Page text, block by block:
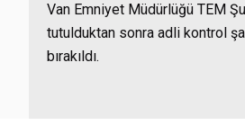
Van Emniyet Müdürlüğü TEM
tutulduktan sonra adli kontrol
bırakıldı.